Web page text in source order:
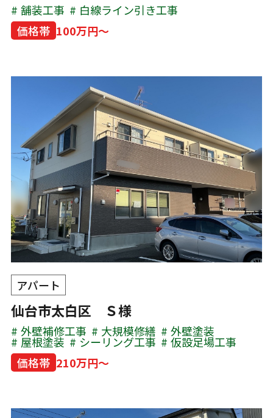
舗装工事
白線ライン引き工事
価格帯 100万円～
アパート
仙台市太白区 Ｓ様
外壁補修工事 大規模修繕 外壁塗装
屋根塗装 シーリング工事
仮設足場工事
価格帯 210万円～